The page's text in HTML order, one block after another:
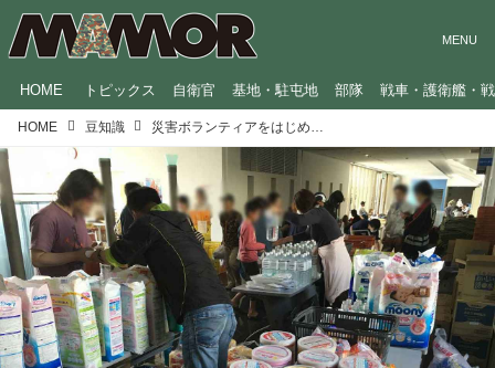
HOME トピックス 自衛官 基地・駐屯地 部隊 戦車・護衛艦・
HOME 豆知識